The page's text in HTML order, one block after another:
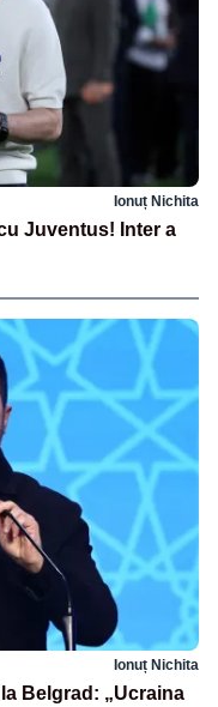
Ionuț Nichita
Juventus! Inter a
Ionuț Nichita
Belgrad: „Ucraina